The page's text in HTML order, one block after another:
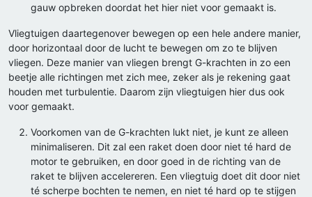
gauw opbreken doordat het hier niet voor gemaakt is.
Vliegtuigen daartegenover bewegen op een hele andere manier,
door horizontaal door de lucht te bewegen om zo te blijven
vliegen. Deze manier van vliegen brengt G-krachten in zo een
beetje alle richtingen met zich mee, zeker als je rekening gaat
houden met turbulentie. Daarom zijn vliegtuigen hier dus ook
voor gemaakt.
Voorkomen van de G-krachten lukt niet, je kunt ze alleen
minimaliseren. Dit zal een raket doen door niet té hard de
motor te gebruiken, en door goed in de richting van de
raket te blijven accelereren. Een vliegtuig doet dit door niet
té scherpe bochten te nemen, en niet té hard op te stijgen